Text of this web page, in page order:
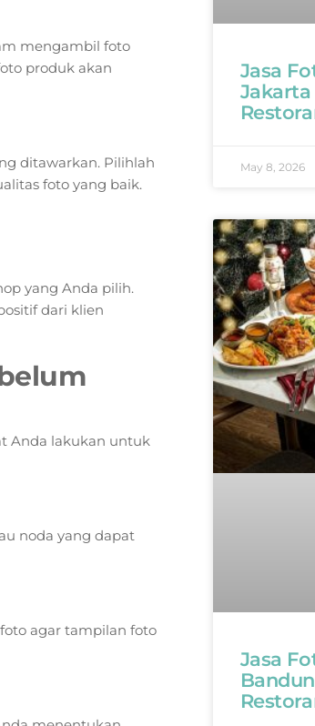
mengambil foto
produk akan
ditawarkan. Pilihlah
foto yang baik.
yang Anda pilih.
dari klien
Anda lakukan untuk
noda yang dapat
agar tampilan foto
Jasa
May 8, 2026
Jasa